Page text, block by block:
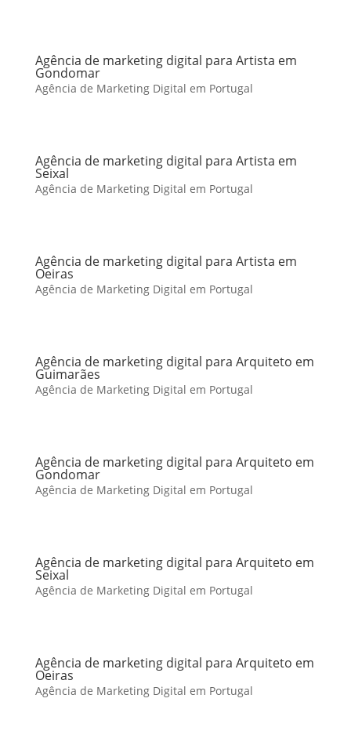
Agência de marketing digital para Artista em
Gondomar
Agência de Marketing Digital em Portugal
Agência de marketing digital para Artista em
Seixal
Agência de Marketing Digital em Portugal
Agência de marketing digital para Artista em
Oeiras
Agência de Marketing Digital em Portugal
Agência de marketing digital para Arquiteto em
Guimarães
Agência de Marketing Digital em Portugal
Agência de marketing digital para Arquiteto em
Gondomar
Agência de Marketing Digital em Portugal
Agência de marketing digital para Arquiteto em
Seixal
Agência de Marketing Digital em Portugal
Agência de marketing digital para Arquiteto em
Oeiras
Agência de Marketing Digital em Portugal